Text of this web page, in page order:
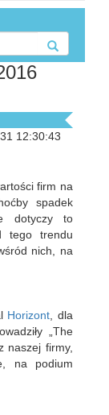
12:30:43
firm na
spadek
dotyczy to
tego trendu
nich, na
Horizont , dla
„The
naszej firmy,
na podium